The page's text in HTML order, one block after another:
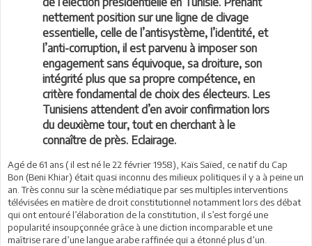
nettement position sur une ligne de clivage
essentielle, celle de l’antisystème, l’identité, et
l’anti-corruption, il est parvenu à imposer son
engagement sans équivoque, sa droiture, son
intégrité plus que sa propre compétence, en
critère fondamental de choix des électeurs. Les
Tunisiens attendent d’en avoir confirmation lors
du deuxième tour, tout en cherchant à le
connaître de près. Eclairage.
Agé de 61 ans ( il est né le 22 février 1958), Kaïs Saïed, ce natif du Cap
Bon (Beni Khiar) était quasi inconnu des milieux politiques il y a à peine un
an. Très connu sur la scène médiatique par ses multiples interventions
télévisées en matière de droit constitutionnel notamment lors des débat
qui ont entouré l’élaboration de la constitution, il s’est forgé une
popularité insoupçonnée grâce à une diction incomparable et une
maîtrise rare d’une langue arabe raffinée qui a étonné plus d’un.